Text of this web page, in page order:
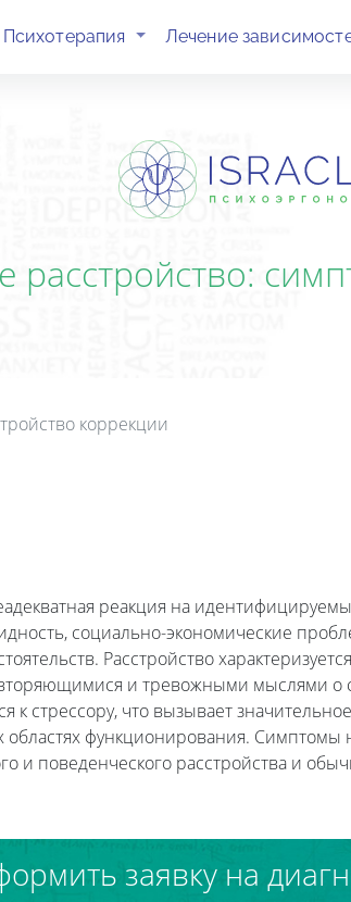
Психотерапия (current)Лечение
расстройство:
коррекции
реакция на
социально-экономические
Расстройство
и тревожными мыслями о
к стрессору, что вызывает
функционирования.
и поведенческого расстройства и
заявку на